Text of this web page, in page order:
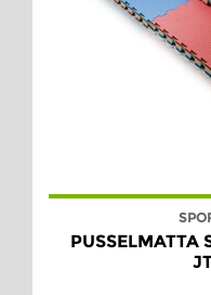
PUSSELMATTA